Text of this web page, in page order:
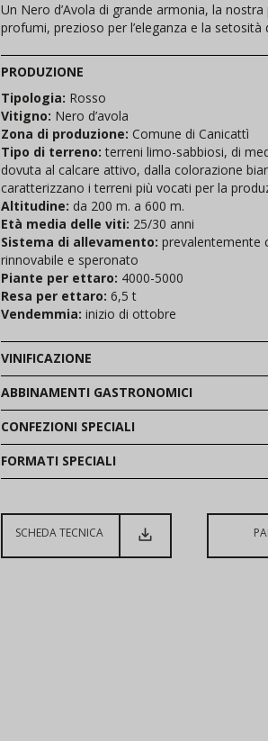
Un Nero d’Avola di grande armonia, la
profumi, prezioso per l’eleganza e la
PRODUZIONE
Tipologia: Rosso
Vitigno: Nero d’avola
Zona di produzione: Comune di Canicattì
Tipo di terreno:terreni limo-sabbiosi, di
dovuta al calcare attivo, dalla colorazione
caratterizzano i terreni più vocati per la
Altitudine: da 200 m. a 600 m.
Età media delle viti: 25/30 anni
Sistema di allevamento: prevalentemente
rinnovabile e speronato
Piante per ettaro: 4000-5000
Resa per ettaro: 6,5 t
Vendemmia: inizio di ottobre
VINIFICAZIONE
ABBINAMENTI GASTRONOMICI
CONFEZIONI SPECIALI
FORMATI SPECIALI
SCHEDA TECNICA